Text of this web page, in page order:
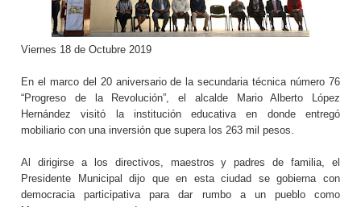
Viernes 18 de Octubre 2019
En el marco del 20 aniversario de la secundaria técnica número 76
“Progreso de la Revolución”, el alcalde Mario Alberto López
Hernández visitó la institución educativa en donde entregó
mobiliario con una inversión que supera los 263 mil pesos.
Al dirigirse a los directivos, maestros y padres de familia, el
Presidente Municipal dijo que en esta ciudad se gobierna con
democracia participativa para dar rumbo a un pueblo como